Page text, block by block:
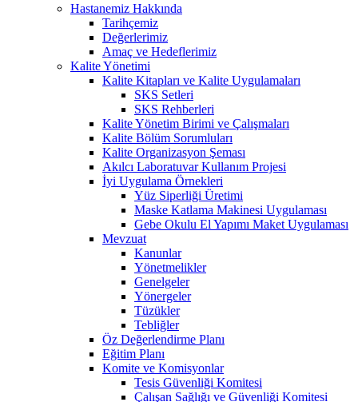
Hastanemiz Hakkında
Tarihçemiz
Değerlerimiz
Amaç ve Hedeflerimiz
Kalite Yönetimi
Kalite Kitapları ve Kalite Uygulamaları
SKS Setleri
SKS Rehberleri
Kalite Yönetim Birimi ve Çalışmaları
Kalite Bölüm Sorumluları
Kalite Organizasyon Şeması
Akılcı Laboratuvar Kullanım Projesi
İyi Uygulama Örnekleri
Yüz Siperliği Üretimi
Maske Katlama Makinesi Uygulaması
Gebe Okulu El Yapımı Maket Uygulaması
Mevzuat
Kanunlar
Yönetmelikler
Genelgeler
Yönergeler
Tüzükler
Tebliğler
Öz Değerlendirme Planı
Eğitim Planı
Komite ve Komisyonlar
Tesis Güvenliği Komitesi
Çalışan Sağlığı ve Güvenliği Komitesi